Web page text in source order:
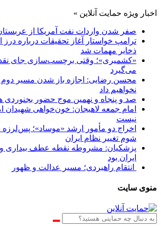
اخبار ویژه حمایت آنلاین »
صفر شدن واردات نفت آمریکا از
ترامپ خواستار آغاز تحقیقات درباره
ذخایر مهمات شد
«کشمیری»؛ وقتی برچسب‌سازی جای نقد
می‌گیرد
محسن رضایی: اجازه باز شدن مسیر دوم
نخواهیم داد
صد و پنجاه و نهمین موج حضور بجنوردی
امام جمعه لاهیجان: خون‌خواهی شهیدان
نیست
اخراج دو مأمور ارشد «موساد»؛
شوم تغییر نظام ایران
پزشکیان: مشروطه نقطه عطف بیداری
ایران بود
انتقام راهبردی؛ مسیر عدالت و ظهور
منوی سایت